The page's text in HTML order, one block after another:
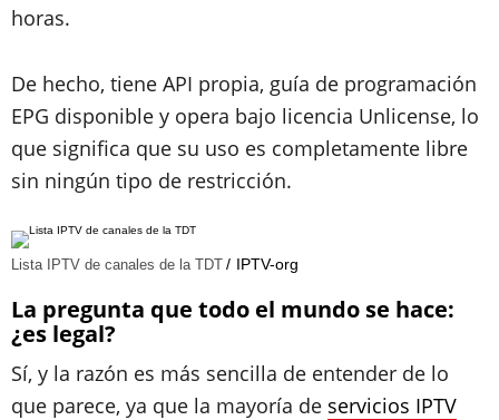
horas.
De hecho, tiene API propia, guía de programación
EPG disponible y opera bajo licencia Unlicense, lo
que significa que su uso es completamente libre
sin ningún tipo de restricción.
Lista IPTV de canales de la TDT IPTV-org
La pregunta que todo el mundo se hace:
¿es legal?
Sí, y la razón es más sencilla de entender de lo
que parece, ya que la mayoría de servicios IPTV